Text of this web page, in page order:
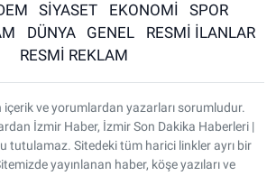
SİYASET EKONOMİ
SPOR
DÜNYA GENEL
RESMİ İLANLAR
RESMİ REKLAM
içerik ve yorumlardan yazarları sorumludur.
İzmir Haber, İzmir Son Dakika Haberleri |
tutulamaz. Sitedeki tüm harici linkler ayrı bir
yayınlanan haber, köşe yazıları ve